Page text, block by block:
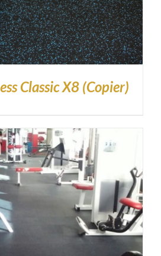
Classic X8 (Copier)